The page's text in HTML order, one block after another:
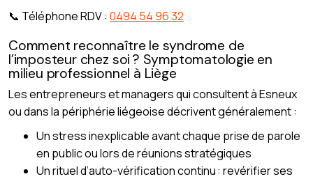
📞 Téléphone RDV : 0494 54 96 32
Comment reconnaître le syndrome de
l’imposteur chez soi ? Symptomatologie en
milieu professionnel à Liège
Les entrepreneurs et managers qui consultent à Esneux
ou dans la périphérie liégeoise décrivent généralement :
Un stress inexplicable avant chaque prise de parole
en public ou lors de réunions stratégiques
Un rituel d’auto-vérification continu : revérifier ses